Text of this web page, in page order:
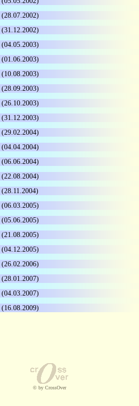
(28.07.2002)
(31.12.2002)
(04.05.2003)
(01.06.2003)
(10.08.2003)
(28.09.2003)
(26.10.2003)
(31.12.2003)
(29.02.2004)
(04.04.2004)
(06.06.2004)
(22.08.2004)
(28.11.2004)
(06.03.2005)
(05.06.2005)
(21.08.2005)
(04.12.2005)
(26.02.2006)
(28.01.2007)
(04.03.2007)
(16.08.2009)
© by CrossOver